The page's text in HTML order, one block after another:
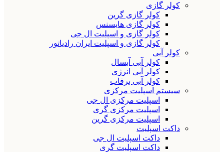
کولر گازی
کولر گازی گرین
کولر گازی هایسنس
کولر گازی و اسپلیت ال جی
کولر گازی و اسپلیت ایران رادیاتور
کولر آبی
کولر آبی آبسال
کولر آبی انرژی
کولر آبی برفاب
سیستم اسپلیت مرکزی
اسپلیت مرکزی ال جی
اسپلیت مرکزی گری
اسپلیت مرکزی گرین
داکت اسپلیت
داکت اسپلیت ال جی
داکت اسپلیت گری